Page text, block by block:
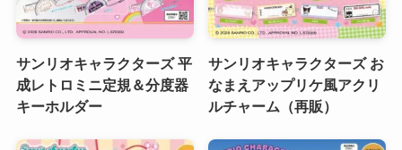
サンリオキャラクターズ 平
成レトロミニ定規＆分度器
キーホルダー
サンリオキャラクターズ お
なまえアップリケ風アクリ
ルチャーム（再販）